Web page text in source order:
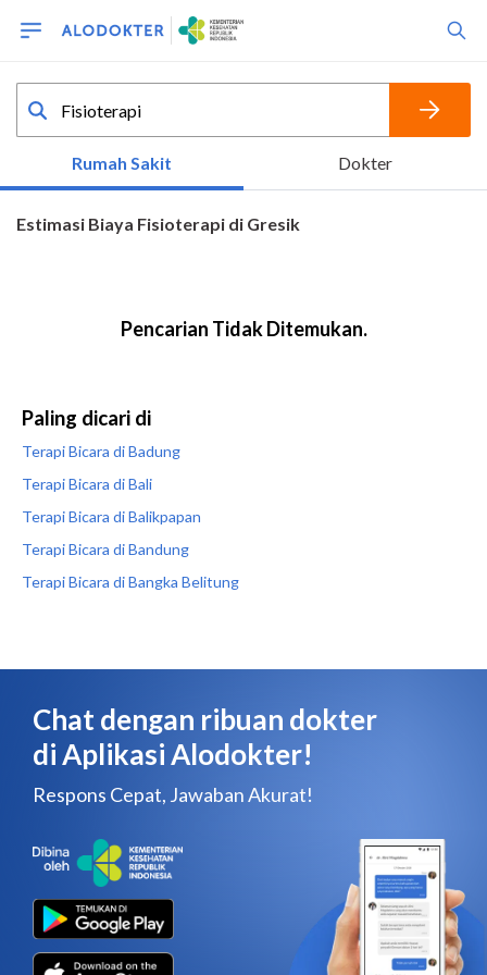
Paling dicari di
Terapi Bicara di Badung
Terapi Bicara di Bali
Terapi Bicara di Balikpapan
Terapi Bicara di Bandung
Terapi Bicara di Bangka Belitung